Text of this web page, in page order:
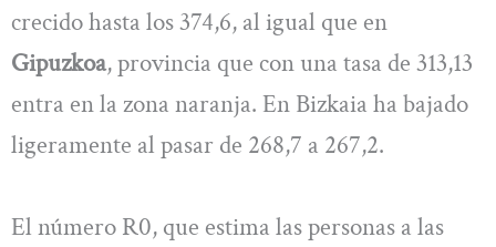
crecido hasta los 374,6, al igual que en
Gipuzkoa, provincia que con una tasa de 313,13
entra en la zona naranja. En Bizkaia ha bajado
ligeramente al pasar de 268,7 a 267,2.
El número R0, que estima las personas a las